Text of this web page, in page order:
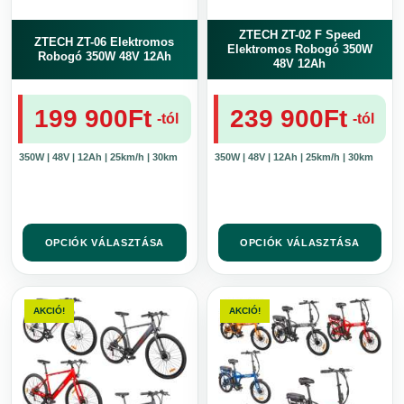
ZTECH ZT-06 Elektromos
Robogó 350W 48V 12Ah
199 900Ft -tól
350W | 48V | 12Ah | 25km/h | 30km
OPCIÓK VÁLASZTÁSA
ZTECH ZT-02 F Speed
Elektromos Robogó 350W
48V 12Ah
239 900Ft -tól
350W | 48V | 12Ah | 25km/h | 30km
OPCIÓK VÁLASZTÁSA
AKCIÓ!
Ennek
terméknek
több
variációja
van.
AKCIÓ!
Ennek
terméknek
több
variációja
van.